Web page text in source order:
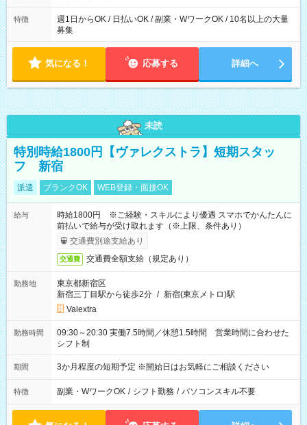
特徴
週1日からOK / 日払いOK / 副業・WワークOK / 10名以上の大量
募集
気になる！ 応募する 詳細へ
未読
特別時給1800円【ヴァレクストラ】短期スタッ
フ 新宿
派遣 ブランクOK WEB登録・面接OK
給与
時給1800円 ※ご経験・スキルにより優遇 スマホでかんたんに
前払いで給与が受け取れます（※上限、条件あり）
交通費別途支給あり
交通費 交通費全額支給（規定あり）
勤務地
東京都新宿区
新宿三丁目駅から徒歩2分 / 新宿(東京メトロ)駅
Valextra
勤務時間
09:30～20:30 実働7.5時間／休憩1.5時間 営業時間に合わせた
シフト制
期間 3か月程度の短期予定 ※開始日はお気軽にご相談ください
特徴 副業・WワークOK / シフト勤務 / パソコンスキル不要